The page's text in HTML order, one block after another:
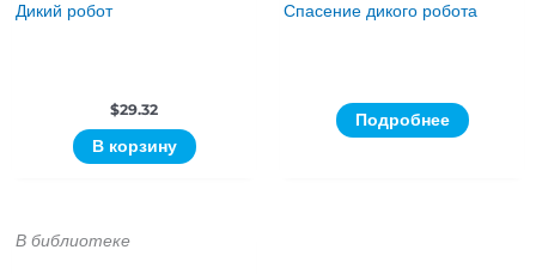
Дикий робот
$29.32
В корзину
Спасение дикого робота
Подробнее
В библиотеке